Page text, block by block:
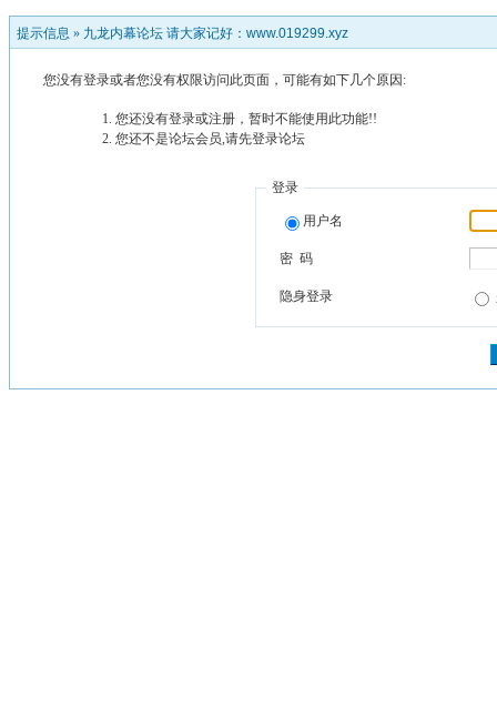
提示信息 » 九龙内幕论坛 请大家记好：www.019299.xyz
您没有登录或者您没有权限访问此页面，可能有如下几个原因:
您还没有登录或注册，暂时不能使用此功能!!
您还不是论坛会员,请先登录论坛
登录
用户名
密 码
隐身登录